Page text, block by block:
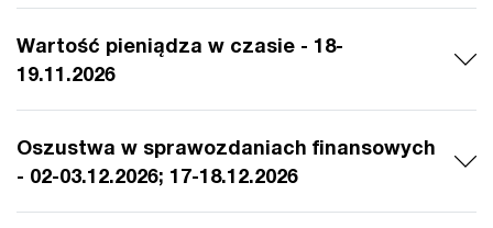
Wartość pieniądza w czasie - 18-
19.11.2026
Oszustwa w sprawozdaniach finansowych
- 02-03.12.2026; 17-18.12.2026